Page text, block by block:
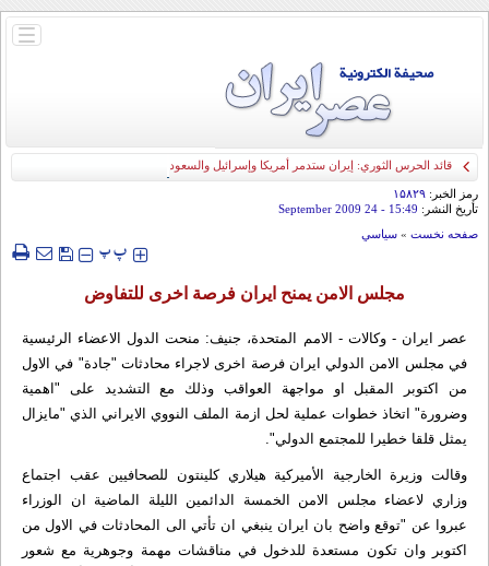
باز
قائد الحرس الثوري: إيران ستدمر أمريكا وإسرائيل والسعودية إذا تجاوزت خطوط طهران
الحمراء
رمز الخبر: ۱۵۸۲۹
تأريخ النشر: 15:49
- 24 September 2009
صفحه نخست » سياسي
‍‍‍ پپ
مجلس الامن يمنح ايران فرصة اخرى للتفاوض
عصر ایران - وكالات - الامم المتحدة، جنيف: منحت الدول الاعضاء الرئيسية
في مجلس الامن الدولي ايران فرصة اخرى لاجراء محادثات "جادة" في الاول
من اكتوبر المقبل او مواجهة العواقب وذلك مع التشديد على "اهمية
وضرورة" اتخاذ خطوات عملية لحل ازمة الملف النووي الايراني الذي "مايزال
يمثل قلقا خطيرا للمجتمع الدولي".
وقالت وزيرة الخارجية الأميركية هيلاري كلينتون للصحافيين عقب اجتماع
وزاري لاعضاء مجلس الامن الخمسة الدائمين الليلة الماضية ان الوزراء
عبروا عن "توقع واضح بان ايران ينبغي ان تأتي الى المحادثات في الاول من
اكتوبر وان تكون مستعدة للدخول في مناقشات مهمة وجوهرية مع شعور